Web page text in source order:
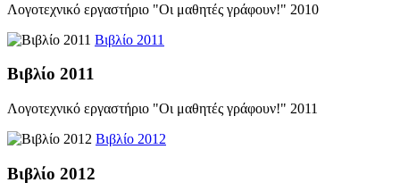
Λογοτεχνικό εργαστήριο "Οι μαθητές γράφουν!" 2010
Βιβλίο 2011
Βιβλίο 2011
Λογοτεχνικό εργαστήριο "Οι μαθητές γράφουν!" 2011
Βιβλίο 2012
Βιβλίο 2012